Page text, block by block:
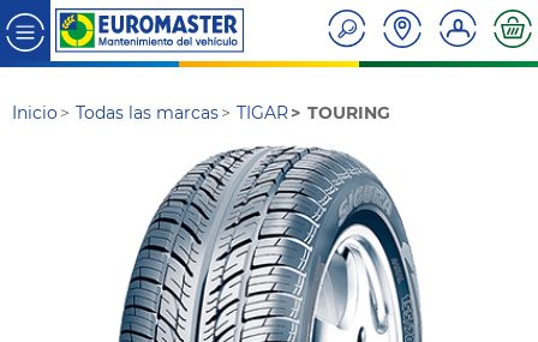
Inicio Todas las marcas TIGAR TOURING